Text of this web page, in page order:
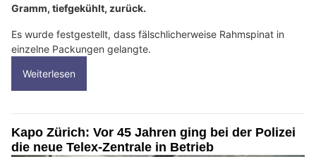
Gramm, tiefgekühlt, zurück.
Es wurde festgestellt, dass fälschlicherweise Rahmspinat in
einzelne Packungen gelangte.
Weiterlesen
Kapo Zürich: Vor 45 Jahren ging bei der Polizei
die neue Telex-Zentrale in Betrieb